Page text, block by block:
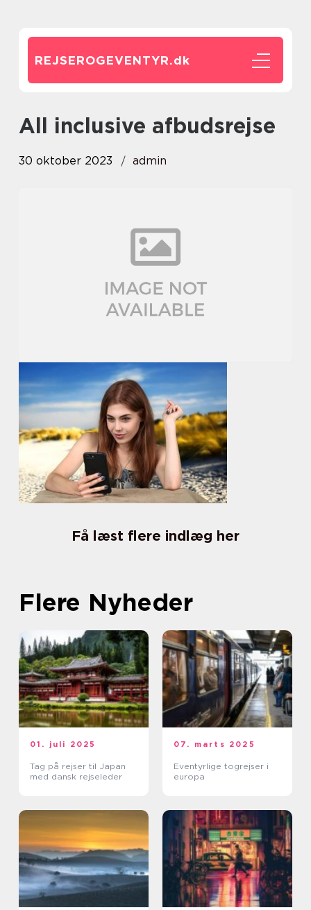
REJSEROGEVENTYR.dk
all inclusive afbudsrejse
30 oktober 2023 admin
Få læst flere indlæg her
Flere Nyheder
01. juli 2025
Tag på rejser til Japan
med dansk rejseleder
07. marts 2025
Eventyrlige togrejser i
europa